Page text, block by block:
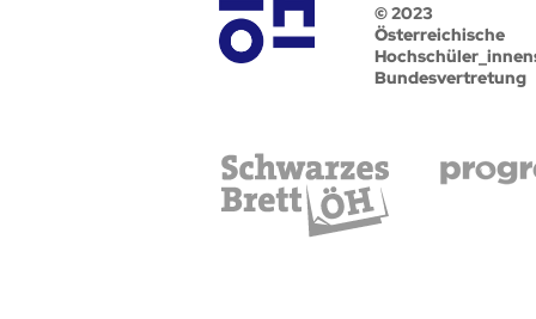
© 2023
Österreichische
Bundesvertretung